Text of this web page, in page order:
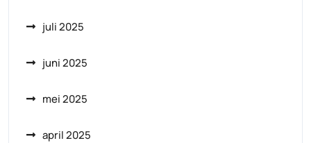
juli 2025
juni 2025
mei 2025
april 2025